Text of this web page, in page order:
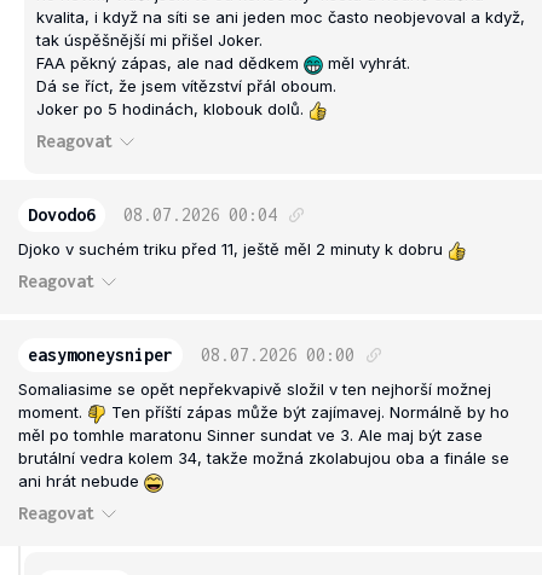
kvalita, i když na síti se ani jeden moc často neobjevoval a když,
tak úspěšnější mi přišel Joker.
FAA pěkný zápas, ale nad dědkem
měl vyhrát.
Dá se říct, že jsem vítězství přál oboum.
Joker po 5 hodinách, klobouk dolů.
Reagovat
Dovodo6 08.07.2026 00:04
Djoko v suchém triku před 11, ještě měl 2 minuty k dobru
Reagovat
easymoneysniper 08.07.2026 00:00
Somaliasime se opět nepřekvapivě složil v ten nejhorší možnej
moment.
Ten příští zápas může být zajímavej. Normálně by ho
měl po tomhle maratonu Sinner sundat ve 3. Ale maj být zase
brutální vedra kolem 34, takže možná zkolabujou oba a finále se
ani hrát nebude
Reagovat